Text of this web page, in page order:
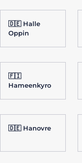
🇩🇪 Halle
Oppin
🇫🇮
Hameenkyro
🇩🇪 Hanovre